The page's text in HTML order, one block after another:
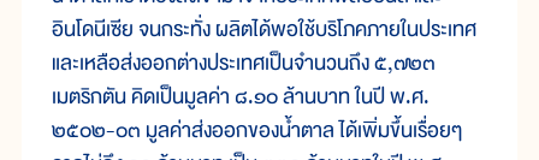
อินโดนีเซีย จนกระทั่ง ผลิตได้พอใช้บริโภคภายในประเทศ
และเหลือส่งออกต่างประเทศเป็นจำนวนถึง ๕,๗๒๓
เมตริกตัน คิดเป็นมูลค่า ๘.๑๐ ล้านบาท ในปี พ.ศ.
๒๕๐๒-๐๓ มูลค่าส่งออกของน้ำตาล ได้เพิ่มขึ้นเรื่อยๆ